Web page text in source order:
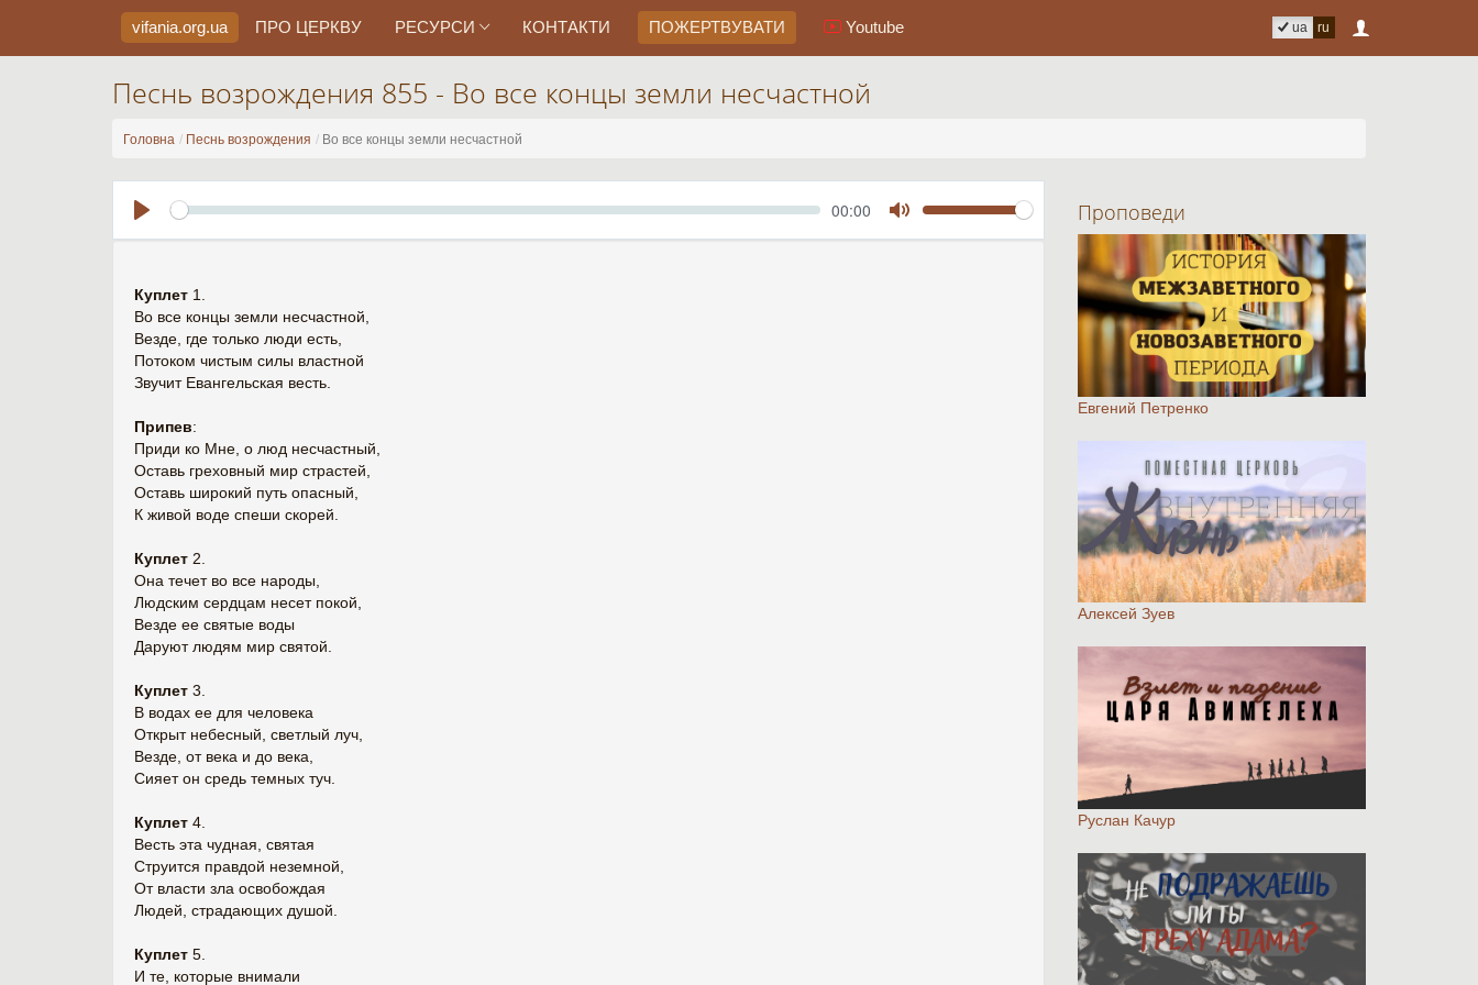
vifania.org.ua ПРО ЦЕРКВУ РЕСУРСИ КОНТАКТИ ПОЖЕРТВУВАТИ Youtube ua ru
Песнь возрождения 855 - Во все концы земли несчастной
Головна Песнь возрождения Во все концы земли несчастной
Seek Current
00:00
Mute
Volume
Куплет 1.
Во все концы земли несчастной,
Везде, где только люди есть,
Потоком чистым силы властной
Звучит Евангельская весть.
Припев:
Приди ко Мне, о люд несчастный,
Оставь греховный мир страстей,
Оставь широкий путь опасный,
К живой воде спеши скорей.
Куплет 2.
Она течет во все народы,
Людским сердцам несет покой,
Везде ее святые воды
Даруют людям мир святой.
Куплет 3.
В водах ее для человека
Открыт небесный, светлый луч,
Везде, от века и до века,
Сияет он средь темных туч.
Куплет 4.
Весть эта чудная, святая
Струится правдой неземной,
От власти зла освобождая
Людей, страдающих душой.
Куплет 5.
И те, которые внимали
Проповеди
Евгений Петренко
Алексей Зуев
Руслан Качур